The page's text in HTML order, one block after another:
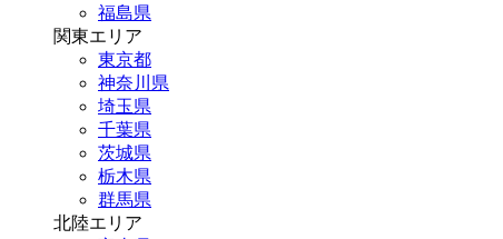
福島県
関東エリア
東京都
神奈川県
埼玉県
千葉県
茨城県
栃木県
群馬県
北陸エリア